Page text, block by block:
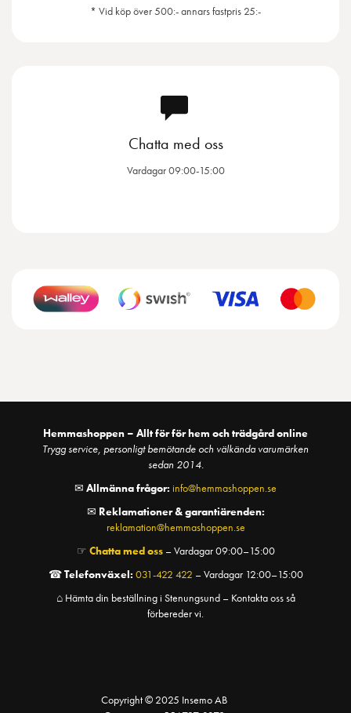
* Vid köp över 500:- annars fastpris 25:-
Chatta med oss
Vardagar 09:00-15:00
Hemmashoppen – Allt för för hem och trädgård online
Trygg service, personligt bemötande och välkända varumärken
sedan 2014.
✉ Allmänna frågor: info@hemmashoppen.se
✉ Reklamationer & garantiärenden:
reklamation@hemmashoppen.se
☞ Chatta med oss– Vardagar 09:00–15:00
☎Telefonväxel: 031-422 422 – Vardagar 12:00–15:00
⌂ Hämta din beställning i Stenungsund – Kontakta oss så
förbereder vi.
Copyright © 2025 Insemo AB